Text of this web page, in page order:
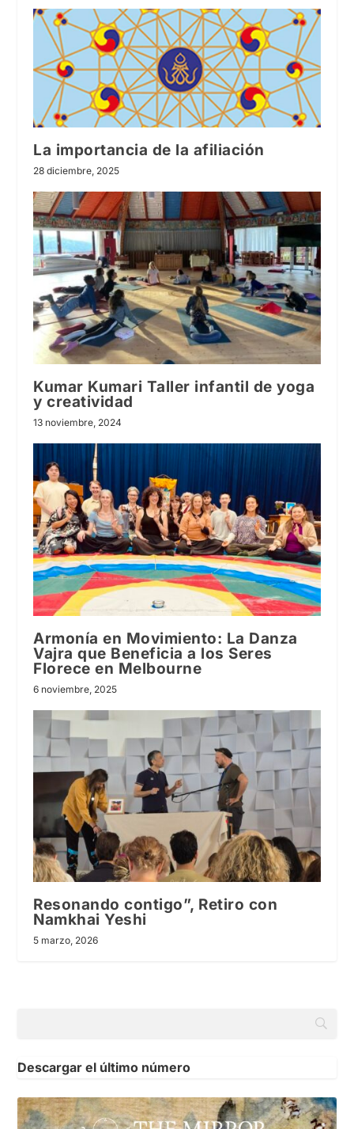
La importancia de la afiliación
28 diciembre, 2025
Kumar Kumari Taller infantil de yoga
y creatividad
13 noviembre, 2024
Armonía en Movimiento: La Danza
Vajra que Beneficia a los Seres
Florece en Melbourne
6 noviembre, 2025
Resonando contigo”, Retiro con
Namkhai Yeshi
5 marzo, 2026
Descargar el último número